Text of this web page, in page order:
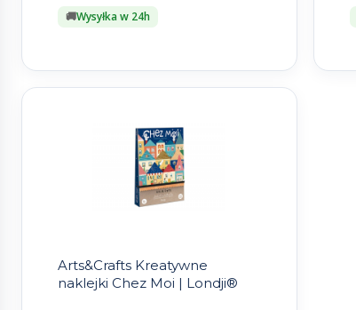
Wysyłka w 24h
Arts&Crafts Kreatywne
naklejki Chez Moi | Londji®